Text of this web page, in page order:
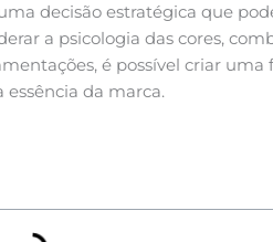
decisão estratégica que
a psicologia das cores,
é possível criar uma
da marca.